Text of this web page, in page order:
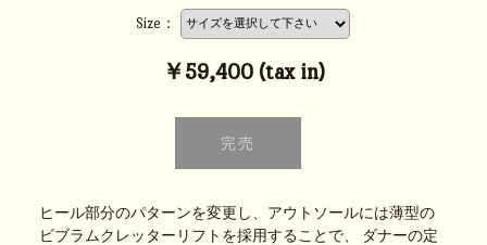
Size：
￥59,400 (tax in)
ヒール部分のパターンを変更し、アウトソールには薄型の
ビブラムクレッターリフトを採用することで、 ダナーの定